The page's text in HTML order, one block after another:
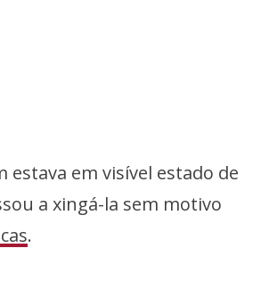
estava em visível estado de
a xingá-la sem motivo
.